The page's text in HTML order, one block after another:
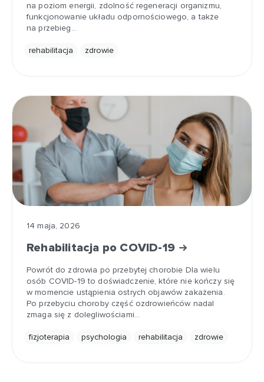
na poziom energii, zdolność regeneracji organizmu,
funkcjonowanie układu odpornościowego, a także
na przebieg…
rehabilitacja zdrowie
14 maja, 2026
Rehabilitacja po COVID-19
Powrót do zdrowia po przebytej chorobie Dla wielu
osób COVID-19 to doświadczenie, które nie kończy się
w momencie ustąpienia ostrych objawów zakażenia.
Po przebyciu choroby część ozdrowieńców nadal
zmaga się z dolegliwościami…
fizjoterapia psychologia rehabilitacja zdrowie